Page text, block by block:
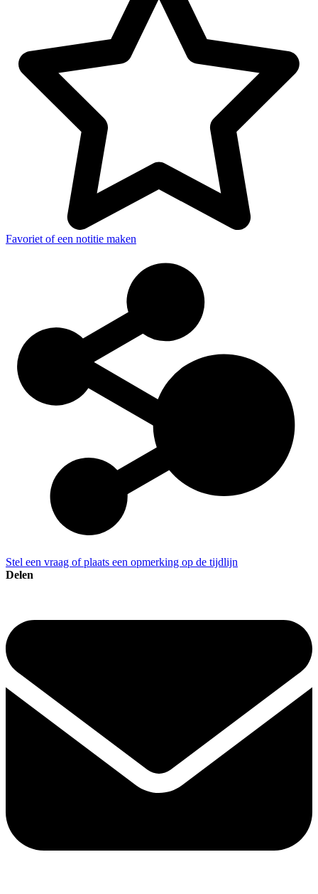
Favoriet of een notitie maken
Stel een vraag of plaats een opmerking op de tijdlijn
Delen